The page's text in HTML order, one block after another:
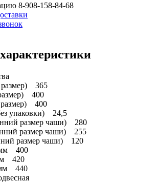
8-908-158-84-68
365
400
400
упаковки) 24,5
размер чаши) 280
размер чаши) 255
размер чаши) 120
мм 400
420
мм 440